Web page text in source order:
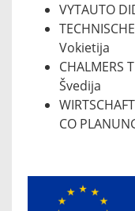
VYTAUTO
Vokietija
CHALMERS
Švedija
CO